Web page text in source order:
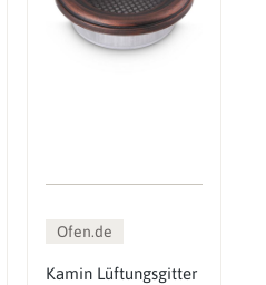
Ofen.de
Kamin Lüftungsgitter